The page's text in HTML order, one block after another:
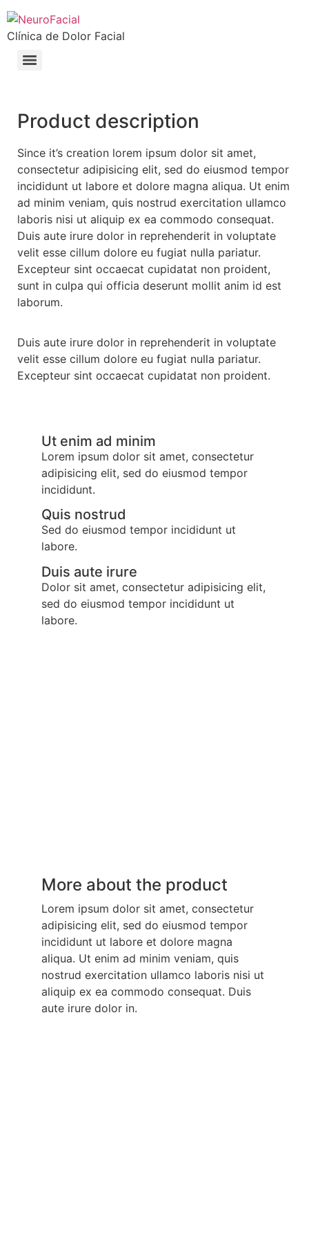
Clínica de Dolor Facial
Product description
Since it’s creation lorem ipsum dolor sit amet,
consectetur adipisicing elit, sed do eiusmod tempor
incididunt ut labore et dolore magna aliqua. Ut enim
ad minim veniam, quis nostrud exercitation ullamco
laboris nisi ut aliquip ex ea commodo consequat.
Duis aute irure dolor in reprehenderit in voluptate
velit esse cillum dolore eu fugiat nulla pariatur.
Excepteur sint occaecat cupidatat non proident,
sunt in culpa qui officia deserunt mollit anim id est
laborum.
Duis aute irure dolor in reprehenderit in voluptate
velit esse cillum dolore eu fugiat nulla pariatur.
Excepteur sint occaecat cupidatat non proident.
Ut enim ad minim
Lorem ipsum dolor sit amet, consectetur
adipisicing elit, sed do eiusmod tempor
incididunt.
Quis nostrud
Sed do eiusmod tempor incididunt ut
labore.
Duis aute irure
Dolor sit amet, consectetur adipisicing elit,
sed do eiusmod tempor incididunt ut
labore.
More about the product
Lorem ipsum dolor sit amet, consectetur
adipisicing elit, sed do eiusmod tempor
incididunt ut labore et dolore magna
aliqua. Ut enim ad minim veniam, quis
nostrud exercitation ullamco laboris nisi ut
aliquip ex ea commodo consequat. Duis
aute irure dolor in.